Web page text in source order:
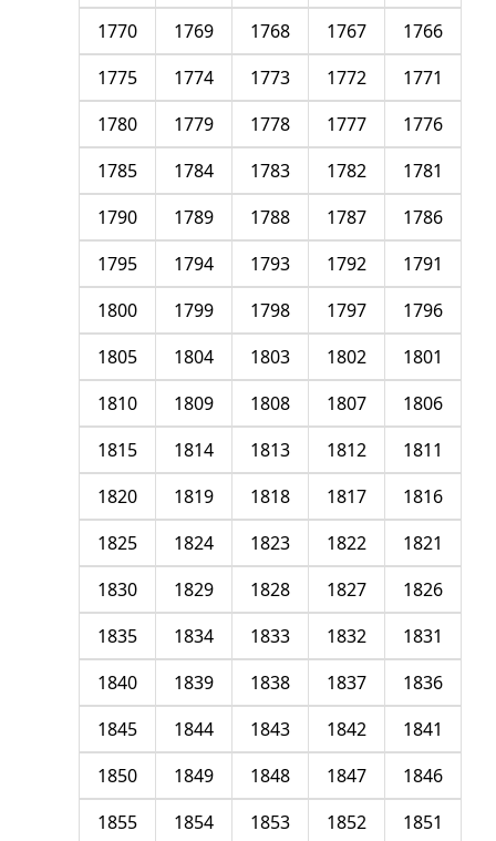
1766
1767
1768
1769
1770
1771
1772
1773
1774
1775
1776
1777
1778
1779
1780
1781
1782
1783
1784
1785
1786
1787
1788
1789
1790
1791
1792
1793
1794
1795
1796
1797
1798
1799
1800
1801
1802
1803
1804
1805
1806
1807
1808
1809
1810
1811
1812
1813
1814
1815
1816
1817
1818
1819
1820
1821
1822
1823
1824
1825
1826
1827
1828
1829
1830
1831
1832
1833
1834
1835
1836
1837
1838
1839
1840
1841
1842
1843
1844
1845
1846
1847
1848
1849
1850
1851
1852
1853
1854
1855